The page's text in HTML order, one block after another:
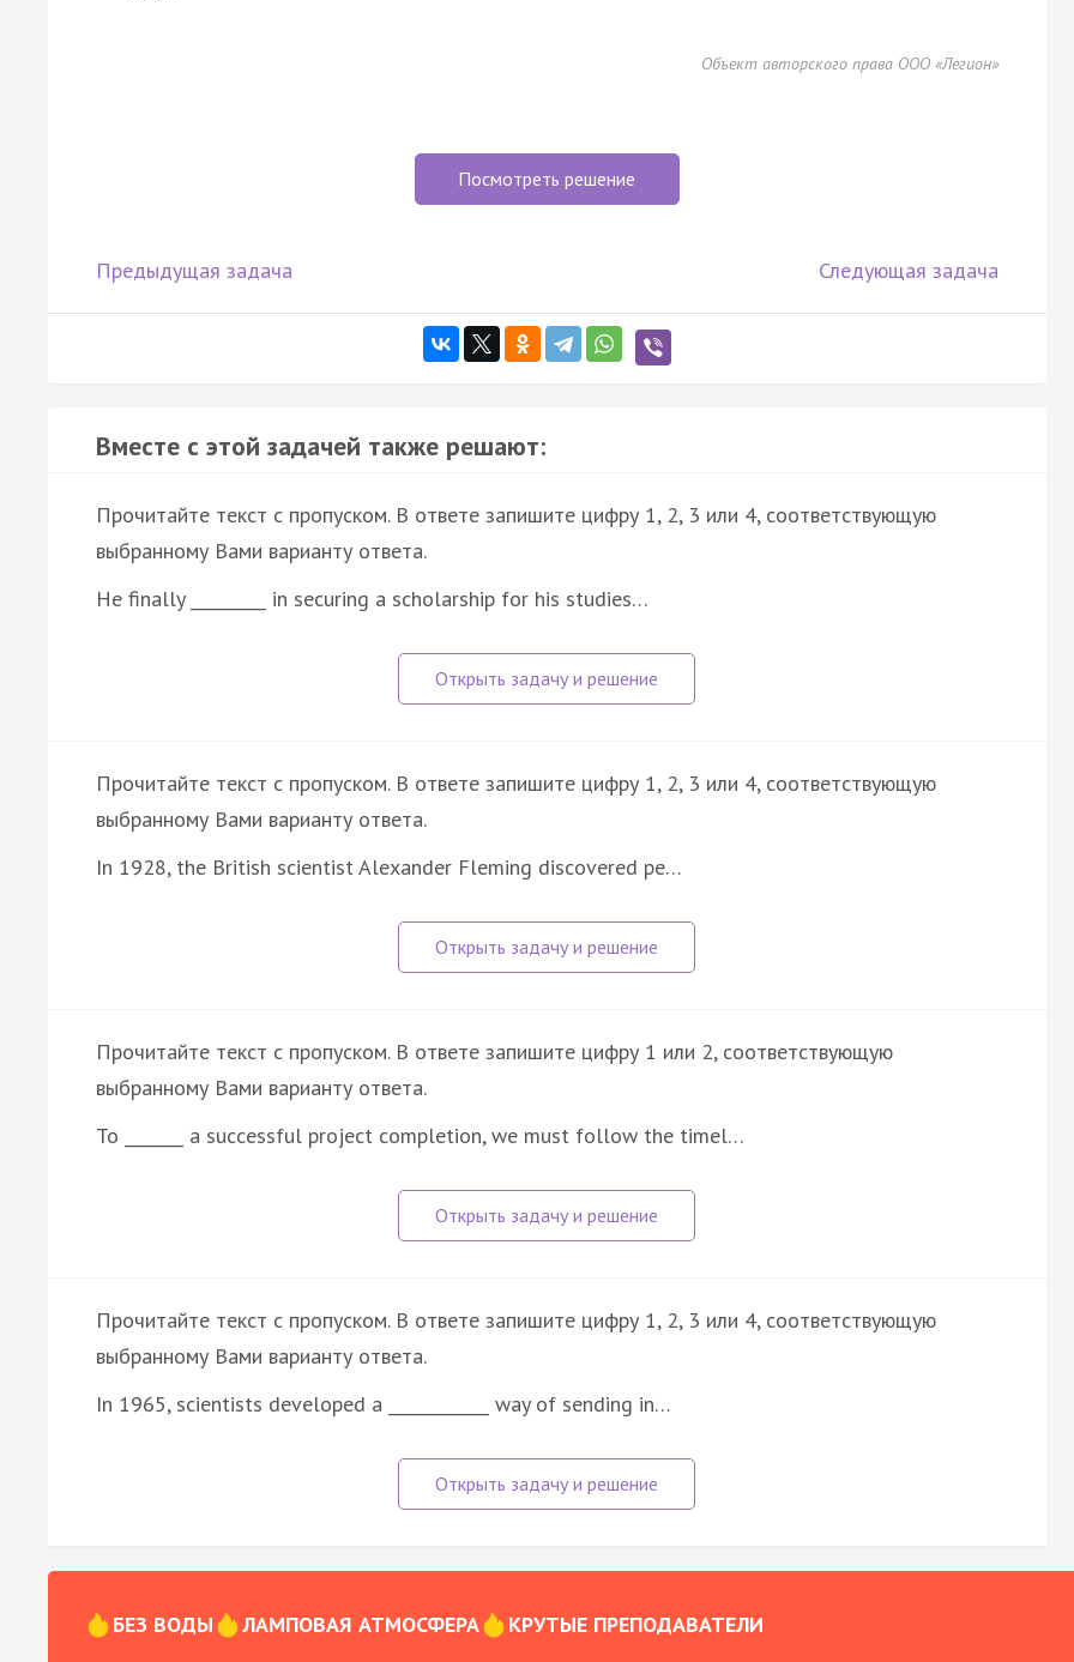
Объект авторского права ООО «Легион»
Посмотреть решение
Предыдущая задача Следующая задача
Вместе с этой задачей также решают:
Прочитайте текст с пропуском. В ответе запишите цифру 1, 2, 3 или 4, соответствующую
выбранному Вами варианту ответа.
He finally _________ in securing a scholarship for his studies…
Прочитайте текст с пропуском. В ответе запишите цифру 1, 2, 3 или 4, соответствующую
выбранному Вами варианту ответа.
In 1928, the British scientist Alexander Fleming discovered pe…
Прочитайте текст с пропуском. В ответе запишите цифру 1 или 2, соответствующую
выбранному Вами варианту ответа.
To _______ a successful project completion, we must follow the timel…
Прочитайте текст с пропуском. В ответе запишите цифру 1, 2, 3 или 4, соответствующую
выбранному Вами варианту ответа.
In 1965, scientists developed a ____________ way of sending in…
БЕЗ ВОДЫ ЛАМПОВАЯ АТМОСФЕРА КРУТЫЕ ПРЕПОДАВАТЕЛИ